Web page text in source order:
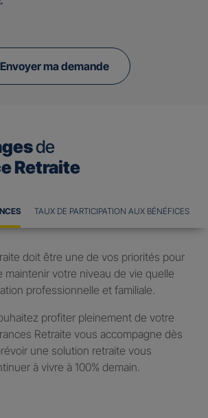
Envoyer ma demande
de
Retraite
TAUX DE PARTICIPATION AUX BÉNÉFICES
doit être une de vos priorités pour
votre niveau de vie quelle
professionnelle et familiale.
profiter pleinement de votre
Retraite vous accompagne dès
une solution retraite vous
à vivre à 100% demain.